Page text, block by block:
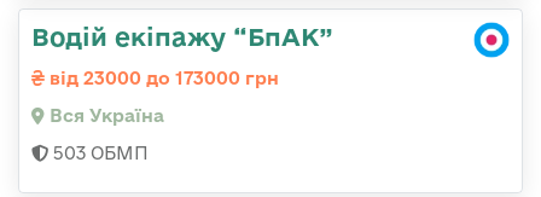
Водій екіпажу “БпАК”
від 23000 до 173000 грн
Вся Україна
503 ОБМП